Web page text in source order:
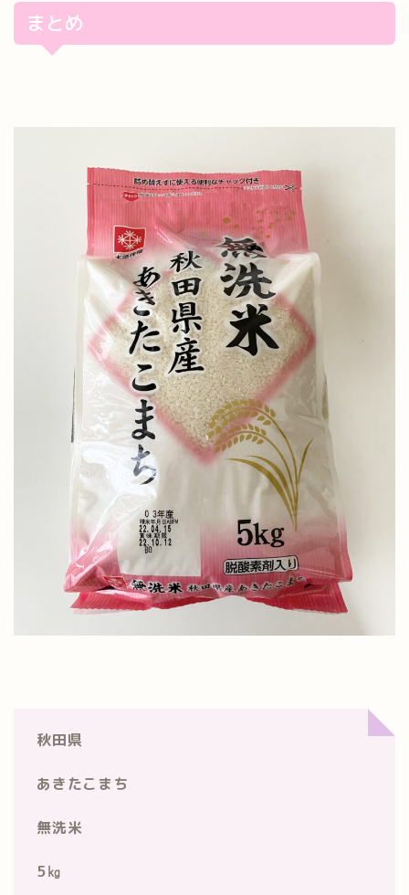
まとめ
秋田県
あきたこまち
無洗米
5㎏